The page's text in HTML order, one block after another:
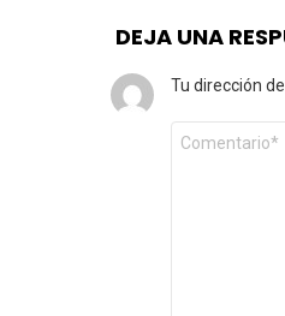
DEJA UNA
Tu dirección
Comentario